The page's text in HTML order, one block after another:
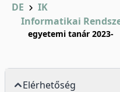
DE
IK
Informatikai
egyetemi tanár 2023-
Elérhetőség